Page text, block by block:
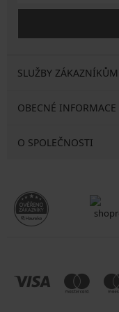
SLUŽBY ZÁKAZNÍKŮM
OBECNÉ INFORMACE
O SPOLEČNOSTI